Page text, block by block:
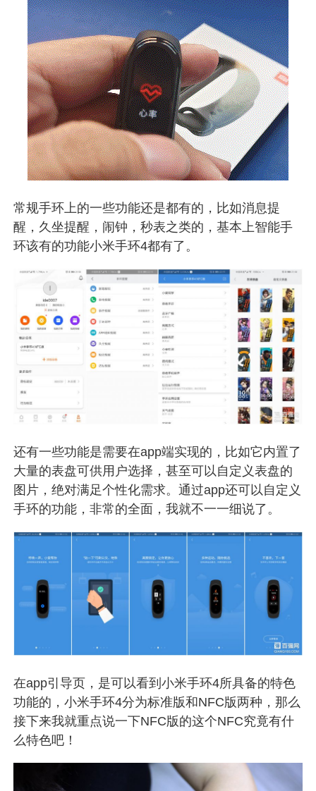
常规手环上的一些功能还是都有的，比如消息提
醒，久坐提醒，闹钟，秒表之类的，基本上智能手
环该有的功能小米手环4都有了。
还有一些功能是需要在app端实现的，比如它内置了
大量的表盘可供用户选择，甚至可以自定义表盘的
图片，绝对满足个性化需求。通过app还可以自定义
手环的功能，非常的全面，我就不一一细说了。
在app引导页，是可以看到小米手环4所具备的特色
功能的，小米手环4分为标准版和NFC版两种，那么
接下来我就重点说一下NFC版的这个NFC究竟有什
么特色吧！